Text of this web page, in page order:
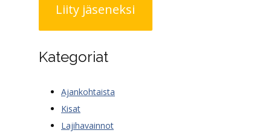
Liity jäseneksi
Kategoriat
Ajankohtaista
Kisat
Lajihavainnot